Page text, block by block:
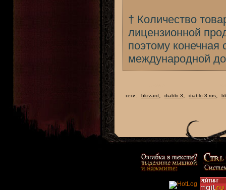
† Количество
лицензионной
поэтому конечная
международной
теги: blizzard, diablo 3, diablo 3 ros,